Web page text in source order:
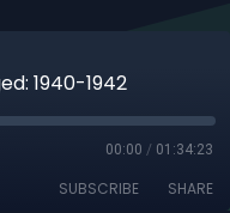
1940-1942
00:00 / 01:34:23
SUBSCRIBE SHARE